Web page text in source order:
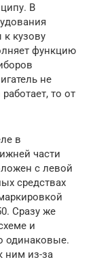
В
кузову
функцию
не
то от
в
части
с левой
средствах
Сразу же
и
одинаковые.
ним из-за